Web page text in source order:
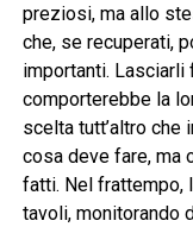
preziosi, ma allo
che, se recuperati,
importanti. Lasciarli
comporterebbe la
scelta tutt’altro che
cosa deve fare, ma
fatti. Nel frattempo,
tavoli, monitorando